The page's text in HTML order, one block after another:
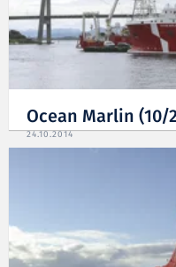
Ocean Marlin (10/
24.10.2014